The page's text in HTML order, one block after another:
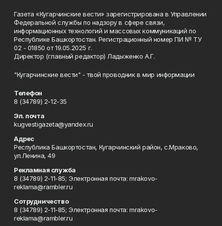
Газета «Кугарчинские вести» зарегистрирована в Управлении
Федеральной службы по надзору в сфере связи,
информационных технологий и массовых коммуникаций по
Республике Башкортостан. Регистрационный номер ПИ № ТУ
02 - 01850 от 19.05.2025 г.
Директор (главный редактор) Ладыженко А.Г.
"Кугарчинские вести" - твой проводник в мир информации
Телефон
8 (34789) 2-12-35
Эл. почта
kugvestigazeta@yandex.ru
Адрес
Республика Башкортостан, Кугарчинский район, с.Мраково,
ул.Ленина, 49
Рекламная служба
8 (34789) 2-11-85; Электронная почта: mrakovo-
reklama@rambler.ru
Сотрудничество
8 (34789) 2-11-85; Электронная почта: mrakovo-
reklama@rambler.ru